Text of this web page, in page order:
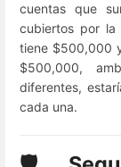
cuentas que
cubiertos por
tiene $500,000
$500,000,
diferentes,
cada una.